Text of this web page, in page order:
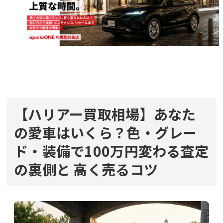
【ハリアー買取相場】あなた
の愛車はいくら？色・グレー
ド・装備で100万円変わる査定
の裏側と 高く売るコツ